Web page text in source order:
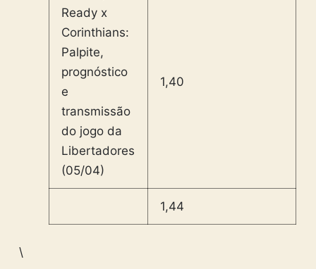
1,40
1,44
\